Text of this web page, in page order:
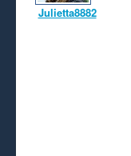
Julietta8882